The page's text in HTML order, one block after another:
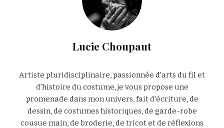
Lucie Choupaut
Artiste pluridisciplinaire, passionnée d'arts du fil et
d'histoire du costume, je vous propose une
promenade dans mon univers, fait d'écriture, de
dessin, de costumes historiques, de garde-robe
cousue main, de broderie, de tricot et de réflexions